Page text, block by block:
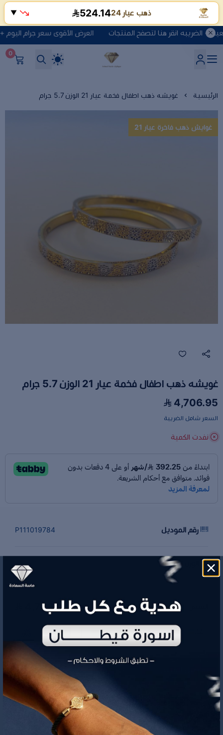
العرض الأقوى سعر جرام اليوم + 10 ريال مصنعية + الضريبه انقر هنا لتصفح المنتجات
شركة ماسة السعادة للذهب
0
الرئيسية غويشه ذهب اطفال فخمة عيار 21 الوزن 5.7 جرام
غوايش ذهب فاخرة عيار 21
غويشه ذهب اطفال فخمة عيار 21 الوزن 5.7 جرام
4,706.95
السعر شامل الضريبة
نفدت الكمية
رقم الموديل P111019784
5.7 جم
4,706.95
ذهب عيار 24 524.16
▼